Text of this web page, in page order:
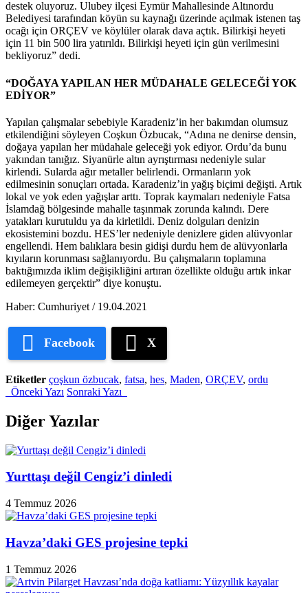
destek oluyoruz. Ulubey ilçesi Eymür Mahallesinde Altınordu
Belediyesi tarafından köyün su kaynağı üzerinde açılmak istenen taş
ocağı için ORÇEV ve köylüler olarak dava açtık. Bilirkişi heyeti
için 11 bin 500 lira yatırıldı. Bilirkişi heyeti için gün verilmesini
bekliyoruz” dedi.
“DOĞAYA YAPILAN HER MÜDAHALE GELECEĞİ YOK
EDİYOR”
Yapılan çalışmalar sebebiyle Karadeniz’in her bakımdan olumsuz
etkilendiğini söyleyen Coşkun Özbucak, “Adına ne denirse densin,
doğaya yapılan her müdahale geleceği yok ediyor. Ordu’da bunu
yakından tanığız. Siyanürle altın ayrıştırması nedeniyle sular
kirlendi. Sularda ağır metaller belirlendi. Ormanların yok
edilmesinin sonuçları ortada. Karadeniz’in yağış biçimi değişti. Artık
lokal ve yok eden yağışlar arttı. Toprak kaymaları nedeniyle Fatsa
İslamdağ bölgesinde mahalle taşınmak zorunda kalındı. Dere
yatakları kurutuldu ya da kirletildi. Deniz dolguları denizin
ekosistemini bozdu. HES’ler nedeniyle denizlere giden alüvyonlar
engellendi. Hem balıklara besin gidişi durdu hem de alüvyonlarla
kıyıların korunması sağlanıyordu. Bu çalışmaların toplamına
baktığımızda iklim değişikliğini artıran özellikte olduğu artık inkar
edilemeyen gerçektir” diye konuştu.
Haber: Cumhuriyet / 19.04.2021
Facebook X
Etiketler çoşkun özbucak, fatsa, hes, Maden, ORÇEV, ordu
Önceki Yazı Sonraki Yazı
Diğer Yazılar
Yurttaşı değil Cengiz’i dinledi
4 Temmuz 2026
Havza’daki GES projesine tepki
1 Temmuz 2026